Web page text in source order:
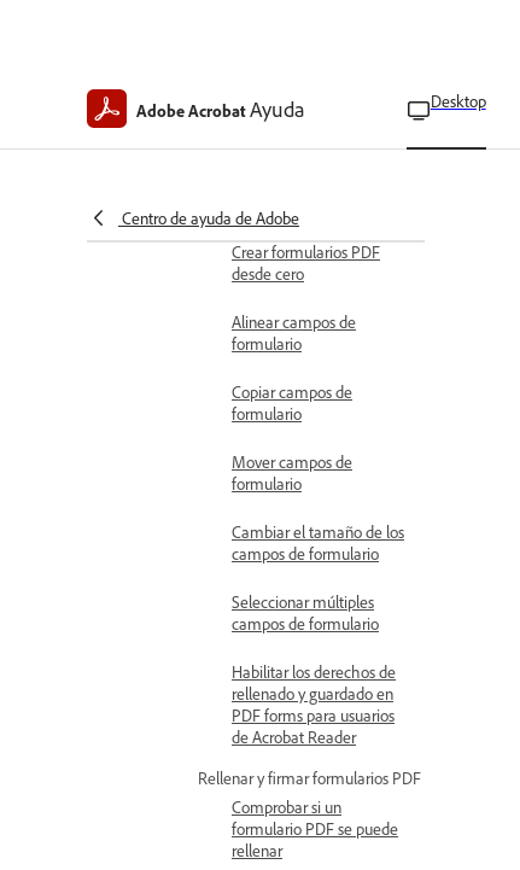
Adobe AcrobatAyuda Desktop
Centro de ayuda de Adobe
formularios PDF
Crear formularios PDF
Crear formularios PDF
desde cero
Alinear campos de
formulario
Copiar campos de
formulario
Mover campos de
formulario
Cambiar el tamaño de los
campos de formulario
Seleccionar múltiples
campos de formulario
Habilitar los derechos de
rellenado y guardado en
PDF forms para usuarios
de Acrobat Reader
Rellenar y firmar formularios PDF
Comprobar si un
formulario PDF se puede
rellenar